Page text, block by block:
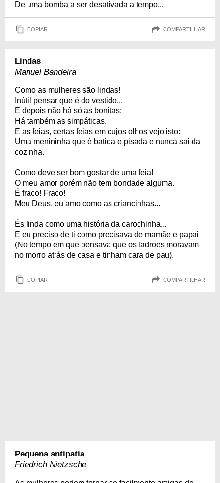
De uma bomba a ser desativada a tempo...
COPIAR COMPARTILHAR
Lindas
Manuel Bandeira
Como as mulheres são lindas!
Inútil pensar que é do vestido...
E depois não há só as bonitas:
Há também as simpáticas.
E as feias, certas feias em cujos olhos vejo isto:
Uma menininha que é batida e pisada e nunca sai da
cozinha.
Como deve ser bom gostar de uma feia!
O meu amor porém não tem bondade alguma.
É fraco! Fraco!
Meu Deus, eu amo como as criancinhas...
És linda como uma história da carochinha...
E eu preciso de ti como precisava de mamãe e papai
(No tempo em que pensava que os ladrões moravam
no morro atrás de casa e tinham cara de pau).
COPIAR COMPARTILHAR
Pequena antipatia
Friedrich Nietzsche